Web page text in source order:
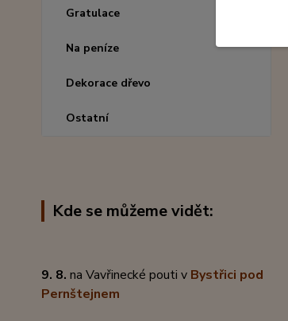
Gratulace
Na peníze
Dekorace dřevo
Ostatní
Kde se můžeme vidět:
9. 8. na Vavřinecké pouti v Bystřici pod
Pernštejnem